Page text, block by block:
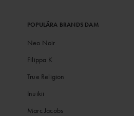
POPULÄRA BRANDS DAM
Neo Noir
Filippa K
True Religion
Inuikii
Marc Jacobs